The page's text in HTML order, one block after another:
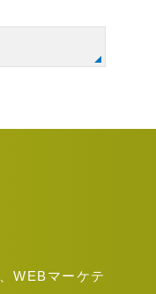
WEBマーケテ